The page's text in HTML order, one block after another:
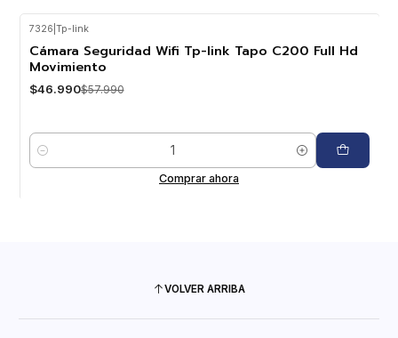
7326 Tp-link
Cámara Seguridad Wifi Tp-link Tapo C200 Full Hd
Movimiento
$46.990$57.990
Cantidad
Comprar ahora
VOLVER ARRIBA